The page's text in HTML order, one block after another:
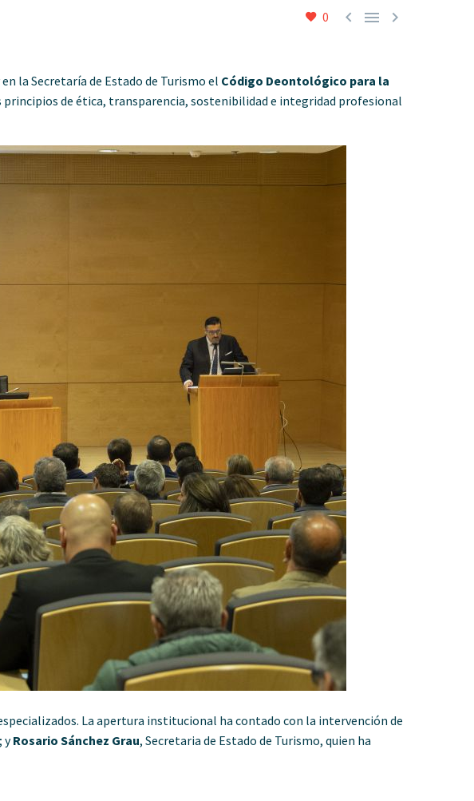
0   
la Secretaría de Estado de Turismo el Código Deontológico para la
principios de ética, transparencia, sostenibilidad e integridad profesional
La apertura institucional ha contado con la intervención de
yRosario Sánchez Grau, Secretaria de Estado de Turismo, quien ha